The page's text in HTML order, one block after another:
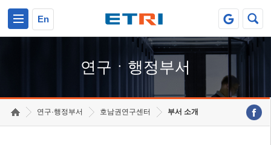
En
연구ㆍ행정부서
연구·행정부서 호남권연구센터 부서 소개